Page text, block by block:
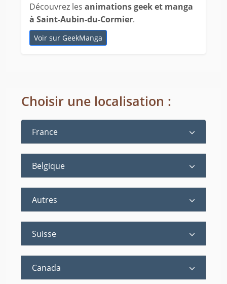
Découvrez les animations geek et manga
à Saint-Aubin-du-Cormier.
Voir sur GeekManga
Choisir une localisation :
France
Belgique
Autres
Suisse
Canada